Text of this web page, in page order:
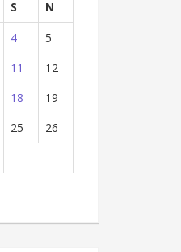
S
N
4
5
11
12
18
19
25
26